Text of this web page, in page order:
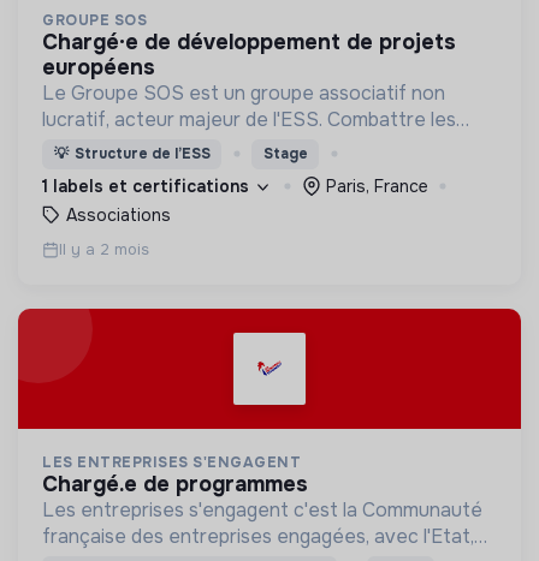
GROUPE SOS
chargé·e de développement de projets
européens
Le Groupe SOS est un groupe associatif non
lucratif, acteur majeur de l'ESS. Combattre les
exclusions, Agir sur le terrain pour l’accès de tous à
l’essentiel, Innover face aux défis de demain.
💡 Structure de l’ESS Stage
1 labels et certifications
Paris, France
Associations
Il y a 2 mois
LES ENTREPRISES S'ENGAGENT
chargé.e de programmes
Les entreprises s'engagent c'est la Communauté
française des entreprises engagées, avec l'Etat,